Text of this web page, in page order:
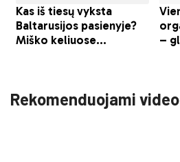
Rekomenduojami video